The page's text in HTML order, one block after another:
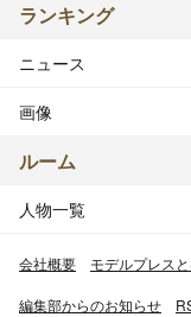
ランキング
ニュース
画像
ルーム
人物一覧
会社概要 モデルプレス
編集部からのお知らせ